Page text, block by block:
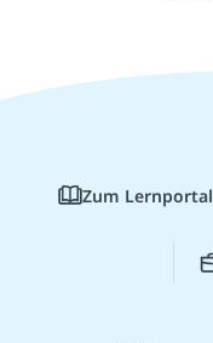
Zum Lernportal